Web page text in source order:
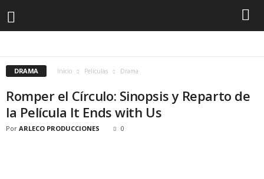
DRAMA Inicio Películas Drama
Romper el Círculo: Sinopsis y Reparto de
la Película It Ends with Us
Por ARLECO PRODUCCIONES 0